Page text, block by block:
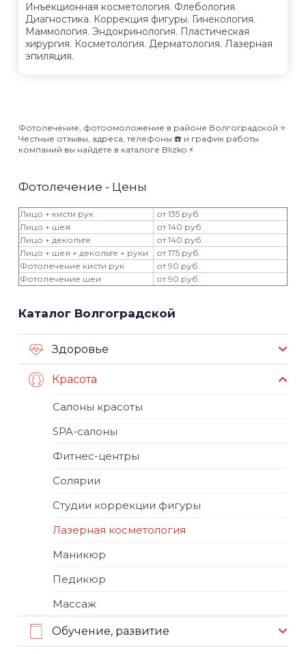
Инъекционная косметология. Флебология.
Диагностика. Коррекция фигуры. Гинекология.
Маммология. Эндокринология. Пластическая
хирургия. Косметология. Дерматология. Лазерная
эпиляция.
Фотолечение, фотоомоложение в районе Волгоградской ⭐️
Честные отзывы, адреса, телефоны ☎️ и график работы
компаний вы найдёте в каталоге Blizko ⚡️
Фотолечение - Цены
Лицо + кисти рук
от 135 руб.
Лицо + шея
от 140 руб.
Лицо + декольте
от 140 руб.
Лицо + шея + декольте + руки
от 175 руб.
Фотолечение кисти рук
от 90 руб.
Фотолечение шеи
от 90 руб.
Каталог Волгоградской
Здоровье
Красота
Салоны красоты
SPA-салоны
Фитнес-центры
Солярии
Студии коррекции фигуры
Лазерная косметология
Маникюр
Педикюр
Массаж
Обучение, развитие